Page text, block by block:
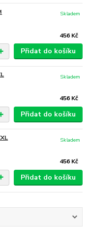
456 Kč
Skladem
Přidat do košíku
456 Kč
Skladem
Přidat do košíku
456 Kč
Skladem
Přidat do košíku